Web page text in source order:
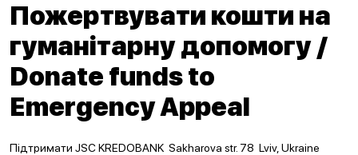
Пожертвувати кошти на
гуманітарну допомогу /
Donate funds to
Emergency Appeal
Підтримати JSC KREDOBANK Sakharova str. 78 Lviv, Ukraine